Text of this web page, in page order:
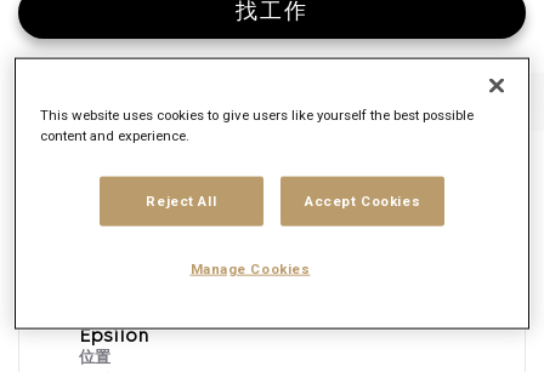
找工作
165964
Epsilon
位置
This website uses cookies to give users like yourself the best possible
content and experience.
Reject All Accept Cookies
Manage Cookies